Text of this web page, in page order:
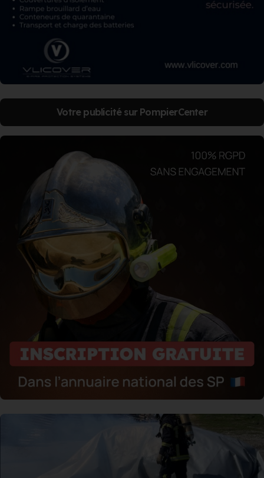
Votre publicité sur PompierCenter